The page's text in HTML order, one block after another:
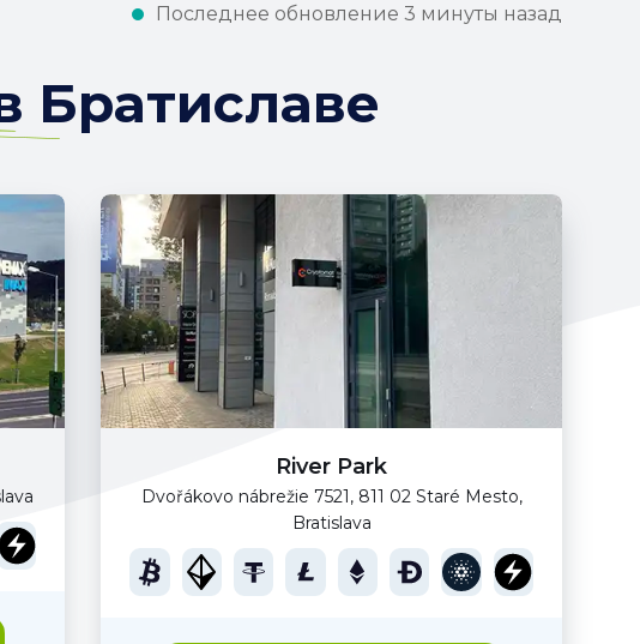
Последнее обновление 3 минуты назад
Братиславе
River Park
Dvořákovo nábrežie 7521, 811 02 Staré Mesto,
Bratislava